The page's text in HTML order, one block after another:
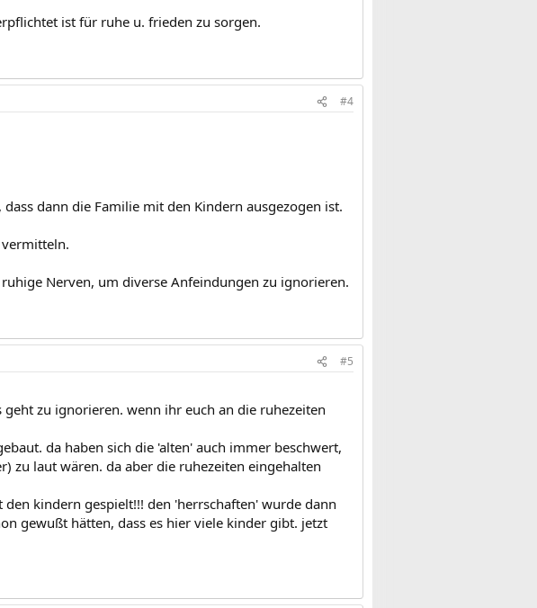
ist für ruhe u. frieden zu sorgen.
#4
dann die Familie mit den Kindern ausgezogen ist.
Nerven, um diverse Anfeindungen zu ignorieren.
#5
zu ignorieren. wenn ihr euch an die ruhezeiten
da haben sich die 'alten' auch immer beschwert,
zu laut wären. da aber die ruhezeiten eingehalten
kindern gespielt!!! den 'herrschaften' wurde dann
gewußt hätten, dass es hier viele kinder gibt. jetzt